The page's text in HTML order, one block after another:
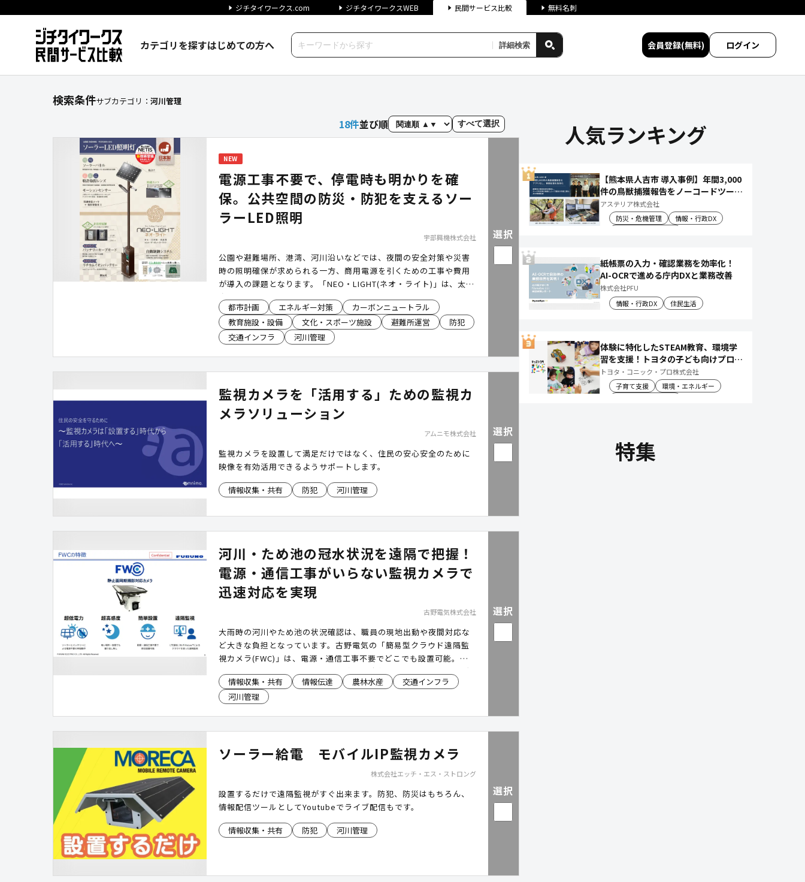
ジチタイワークス.com ジチタイワークスWEB 民間サービス比較 無料名刺
カテゴリを探すはじめての方へ 詳細検索 会員登録(無料) ログイン
【河川管理】に関する検索結果（自治体向けサービス）｜ジチタイワークス民間サービス比較
検索条件サブカテゴリ： 河川管理
18件並び順 すべて選択
NEW
電源工事不要で、停電時も明かりを確
保。公共空間の防災・防犯を支えるソー
ラーLED照明
宇部興機株式会社
公園や避難場所、港湾、河川沿いなどでは、夜間の安全対策や災害
時の照明確保が求められる一方、商用電源を引くための工事や費用
が導入の課題となります。「NEO・LIGHT(ネオ・ライト)」は、太陽
光で発電したものを蓄電し、電源工事不要で設置できる独立型ソー
ラーLED照明です。平常時の防犯・安全対策に加え、停電時・災害
時にも照明を確保。防犯カメラや非常用電源などのオプションも追
加でき、設置場所や用途に合わせた公共空間の整備を支援します。
都市計画 エネルギー対策
カーボンニュートラル
教育施設・設備
文化・スポーツ施設 避難所運営
防犯
交通インフラ
河川管理
選択
監視カメラを「活用する」ための監視カ
メラソリューション
アムニモ株式会社
監視カメラを設置して満足だけではなく、住民の安心安全のために
映像を有効活用できるようサポートします。
情報収集・共有 防犯 河川管理
選択
河川・ため池の冠水状況を遠隔で把握！
電源・通信工事がいらない監視カメラで
迅速対応を実現
古野電気株式会社
大雨時の河川やため池の状況確認は、職員の現地出動や夜間対応な
ど大きな負担となっています。古野電気の「簡易型クラウド遠隔監
視カメラ(FWC)」は、電源・通信工事不要でどこでも設置可能。現
場に行かずとも河川やため池、道路の冠水状況を遠隔で把握し、避
難や通行止めの判断を迅速化を後押しします。
情報収集・共有 情報伝達 農林水産
交通インフラ
河川管理
選択
ソーラー給電 モバイルIP監視カメラ
株式会社エッチ・エス・ストロング
設置するだけで遠隔監視がすぐ出来ます。防犯、防災はもちろん、
情報配信ツールとしてYoutubeでライブ配信もです。
情報収集・共有 防犯 河川管理
選択
人気ランキング
【熊本県人吉市 導入事例】年間3,000
件の鳥獣捕獲報告をノーコードツール
でアプリ化し、月50時間の庁内作業
を削減
アステリア株式会社
防災・危機管理
情報・行政DX
紙帳票の入力・確認業務を効率化！
AI-OCRで進める庁内DXと業務改善
株式会社PFU
情報・行政DX
住民生活
体験に特化したSTEAM教育、環境学
習を支援！トヨタの子ども向けプログ
ラムで 社会や将来について楽しく学
べる体験機会を創出
トヨタ・コニック・プロ株式会社
子育て支援
環境・エネルギー
特集